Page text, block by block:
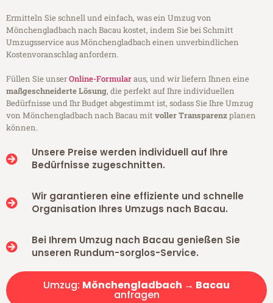
Ermitteln Sie schnell und einfach, was ein Umzug von
Mönchengladbach nach Bacau kostet, indem Sie bei Schmitt
Umzugsservice aus Mönchengladbach einen unverbindlichen
Kostenvoranschlag anfordern.
Füllen Sie unserOnline-Formularaus, und wir liefern Ihnen eine
maßgeschneiderte Lösung, die perfekt auf Ihre individuellen
Bedürfnisse und Ihr Budget abgestimmt ist, sodass Sie Ihre Umzug
von Mönchengladbach nach Bacau mitvoller Transparenzplanen
können.
Unsere Preise werden individuell auf Ihre
Bedürfnisse zugeschnitten.
Wir garantieren eine effiziente und schnelle
Organisation Ihres Umzugs nach Bacau.
Bei Ihrem Umzug nach Bacau genießen Sie
unseren Rundum-sorglos-Service.
Umzug: Mönchengladbach → Bacau
anfragen